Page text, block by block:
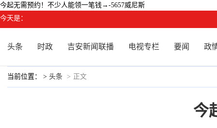
今起无需预约！不少人能领一笔钱→-5657威尼斯
今天是：
头条 时政 吉安新闻联播 电视专栏 要闻 政
当前位置： > 头条 > 正文
今